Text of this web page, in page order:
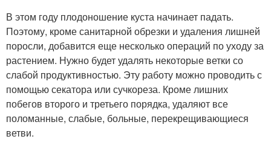
В этом году плодоношение куста начинает падать.
Поэтому, кроме санитарной обрезки и удаления лишней
поросли, добавится еще несколько операций по уходу за
растением. Нужно будет удалять некоторые ветки со
слабой продуктивностью. Эту работу можно проводить с
помощью секатора или сучкореза. Кроме лишних
побегов второго и третьего порядка, удаляют все
поломанные, слабые, больные, перекрещивающиеся
ветви.